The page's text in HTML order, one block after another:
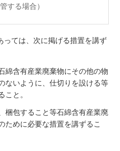
する場合）
っては、次に掲げる措置を講ず
綿含有産業廃棄物にその他の物
ないように、仕切りを設ける等
と。
梱包すること等石綿含有産業廃
ために必要な措置を講ずるこ